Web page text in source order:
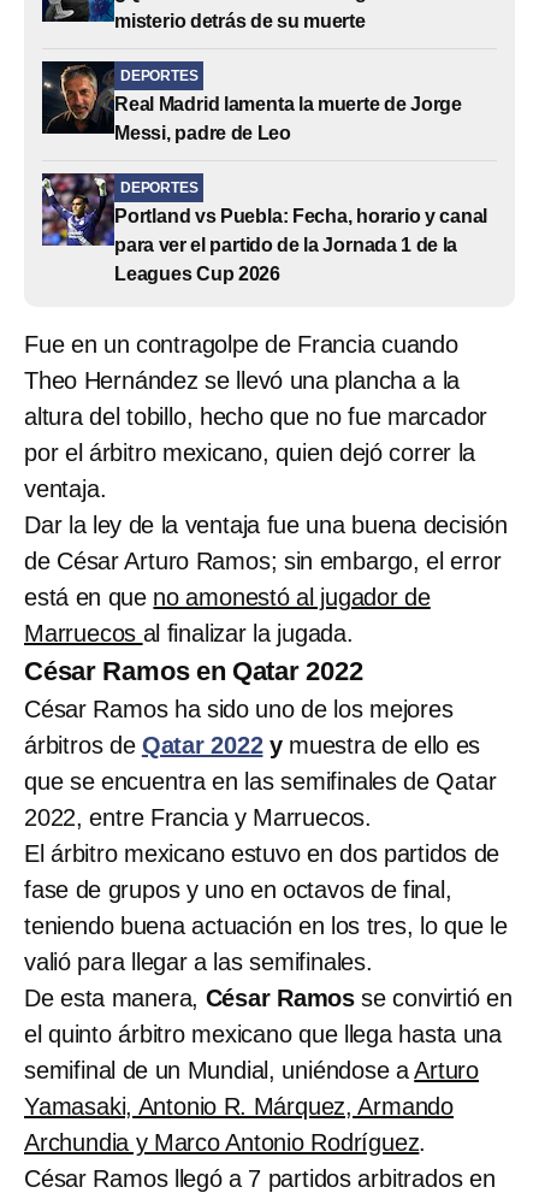
misterio detrás de su muerte
DEPORTES
Real Madrid lamenta la muerte de Jorge
Messi, padre de Leo
DEPORTES
Portland vs Puebla: Fecha, horario y canal
para ver el partido de la Jornada 1 de la
Leagues Cup 2026
Fue en un contragolpe de Francia cuando
Theo Hernández se llevó una plancha a la
altura del tobillo, hecho que no fue marcador
por el árbitro mexicano, quien dejó correr la
ventaja.
Dar la ley de la ventaja fue una buena decisión
de César Arturo Ramos; sin embargo, el error
está en que no amonestó al jugador de
Marruecos al finalizar la jugada.
César Ramos en Qatar 2022
César Ramos ha sido uno de los mejores
árbitros de Qatar 2022ymuestra de ello es
que se encuentra en las semifinales de Qatar
2022, entre Francia y Marruecos.
El árbitro mexicano estuvo en dos partidos de
fase de grupos y uno en octavos de final,
teniendo buena actuación en los tres, lo que le
valió para llegar a las semifinales.
De esta manera, César Ramos se convirtió en
el quinto árbitro mexicano que llega hasta una
semifinal de un Mundial, uniéndose aArturo
Yamasaki, Antonio R. Márquez, Armando
Archundia y Marco Antonio Rodríguez.
César Ramos llegó a 7 partidos arbitrados en